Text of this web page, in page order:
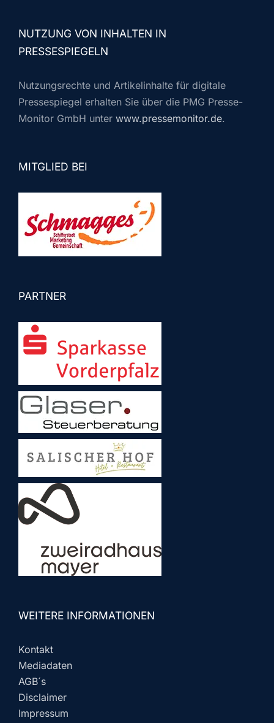
NUTZUNG VON INHALTEN IN
PRESSESPIEGELN
Nutzungsrechte und Artikelinhalte für digitale
Pressespiegel erhalten Sie über die PMG Presse-
Monitor GmbH unter www.pressemonitor.de.
MITGLIED BEI
PARTNER
WEITERE INFORMATIONEN
Kontakt
Mediadaten
AGB´s
Disclaimer
Impressum